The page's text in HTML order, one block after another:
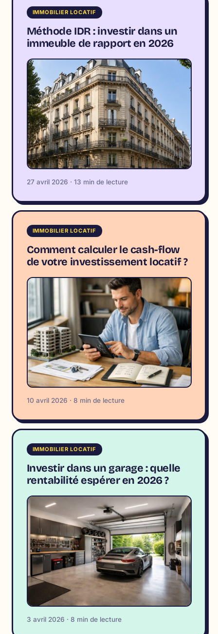
IMMOBILIER LOCATIF
Méthode IDR : investir dans un
immeuble de rapport en 2026
27 avril 2026 · 13 min de lecture
IMMOBILIER LOCATIF
Comment calculer le cash-flow
de votre investissement locatif ?
10 avril 2026 · 8 min de lecture
IMMOBILIER LOCATIF
Investir dans un garage : quelle
rentabilité espérer en 2026 ?
3 avril 2026 · 8 min de lecture